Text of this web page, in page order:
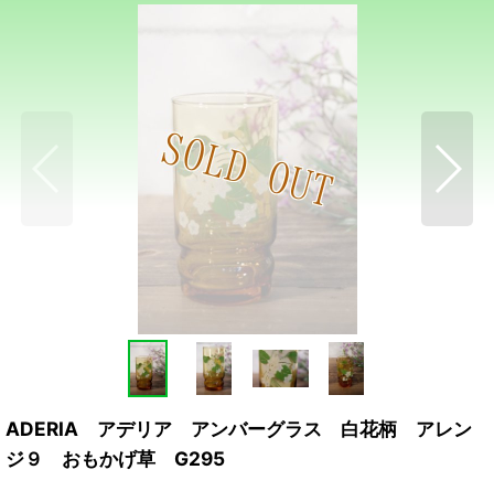
ADERIA アデリア アンバーグラス 白花柄 アレン
ジ９ おもかげ草 G295